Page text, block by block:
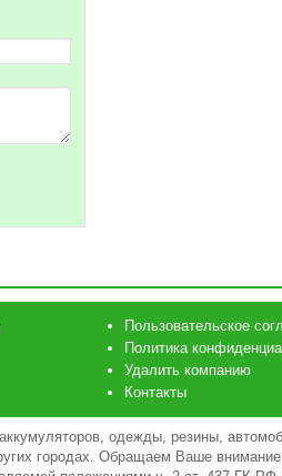
Пользовательское
Политика
Удалить компанию
Контакты
одежды, резины,
городах. Обращаем Ваше